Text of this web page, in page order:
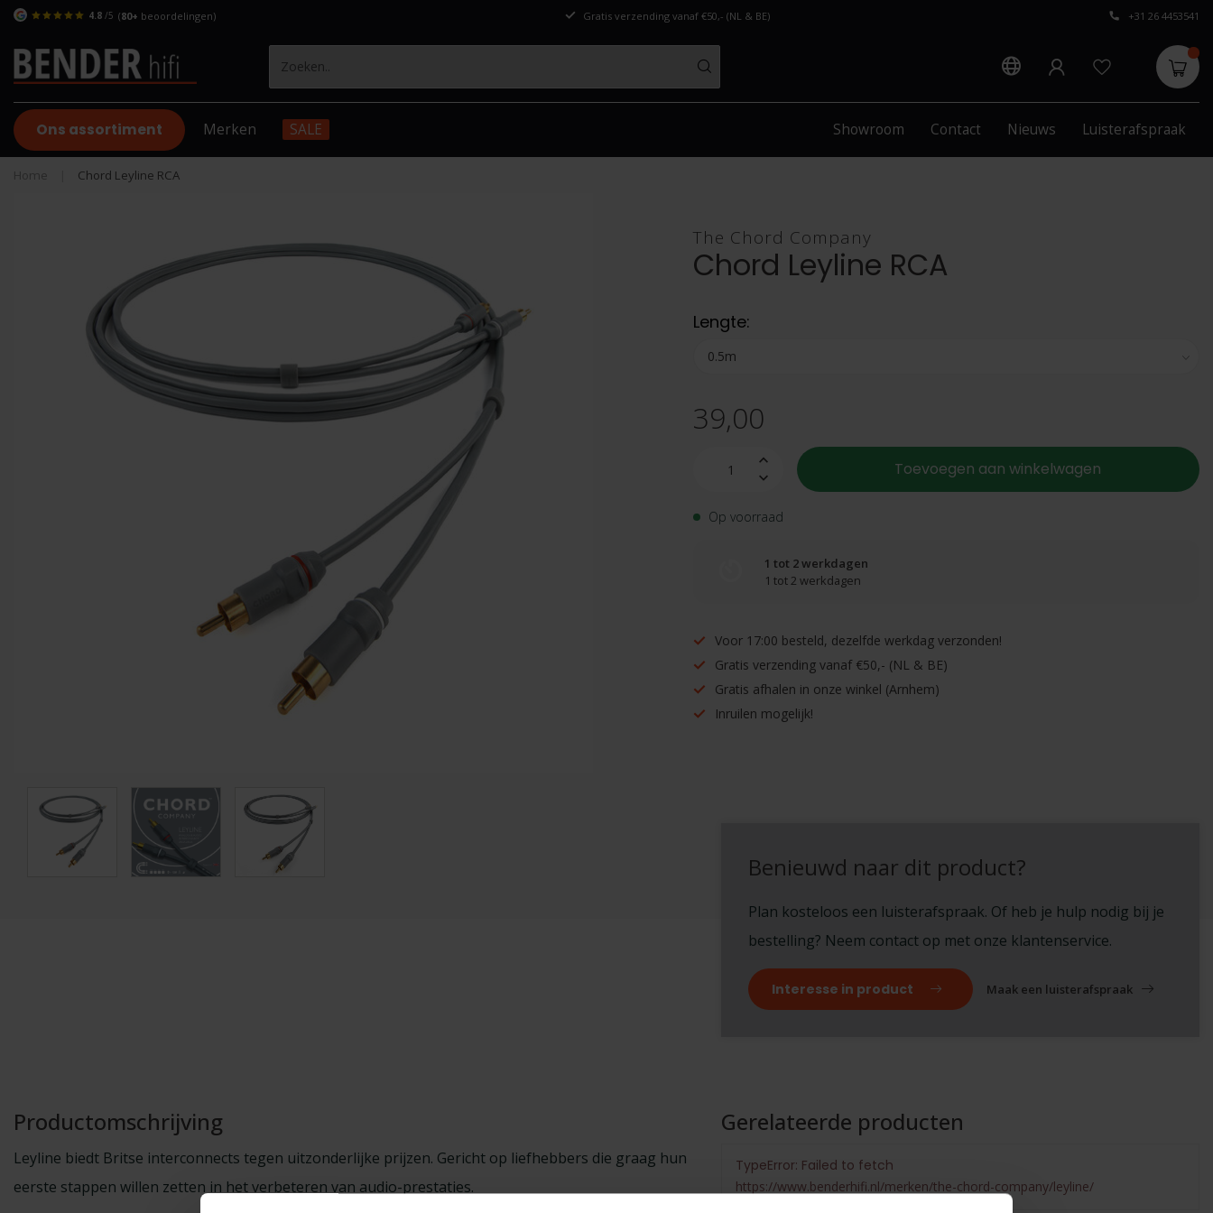
4.8 /5 (80+ beoordelingen) Gratis verzending vanaf €50,- (NL & BE) +31 26 4453541
Ons assortiment Merken SALE Showroom Contact Nieuws Luisterafspraak
Home Chord Leyline RCA
The Chord Company
Chord Leyline RCA
Lengte:
39,00
Toevoegen aan winkelwagen
Op voorraad
1 tot 2 werkdagen
1 tot 2 werkdagen
Voor 17:00 besteld, dezelfde werkdag verzonden!
Gratis verzending vanaf €50,- (NL & BE)
Gratis afhalen in onze winkel (Arnhem)
Inruilen mogelijk!
Benieuwd naar dit product?
Plan kosteloos een luisterafspraak. Of heb je hulp nodig bij je
bestelling? Neem contact op met onze klantenservice.
Interesse in product Maak een luisterafspraak
Productomschrijving
Leyline biedt Britse interconnects tegen uitzonderlijke prijzen. Gericht op liefhebbers die graag hun
eerste stappen willen zetten in het verbeteren van audio-prestaties.
Gerelateerde producten
TypeError: Failed to fetch
https://www.benderhifi.nl/merken/the-chord-company/leyline/